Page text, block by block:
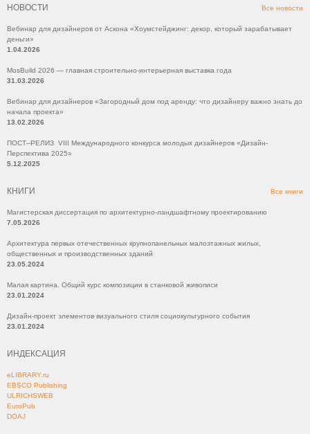
НОВОСТИ Все новости
Вебинар для дизайнеров от Аскона «Хоумстейджинг: декор, который зарабатывает
деньги»
1.04.2026
MosBuild 2026 — главная строительно-интерьерная выставка года
31.03.2026
Вебинар для дизайнеров «Загородный дом под аренду: что дизайнеру важно знать до
начала проекта»
13.02.2026
ПОСТ–РЕЛИЗ VIII Международного конкурса молодых дизайнеров «Дизайн-
Перспектива 2025»
5.12.2025
КНИГИ Все книги
Магистерская диссертация по архитектурно-ландшафтному проектированию
7.05.2026
Архитектура первых отечественных крупнопанельных малоэтажных жилых,
общественных и производственных зданий
23.05.2024
Малая картина. Общий курс композиции в станковой живописи
23.01.2024
Дизайн-проект элементов визуального стиля социокультурного события
23.01.2024
ИНДЕКСАЦИЯ
eLIBRARY.ru
EBSCO Publishing
ULRICHSWEB
EuroPub
DOAJ